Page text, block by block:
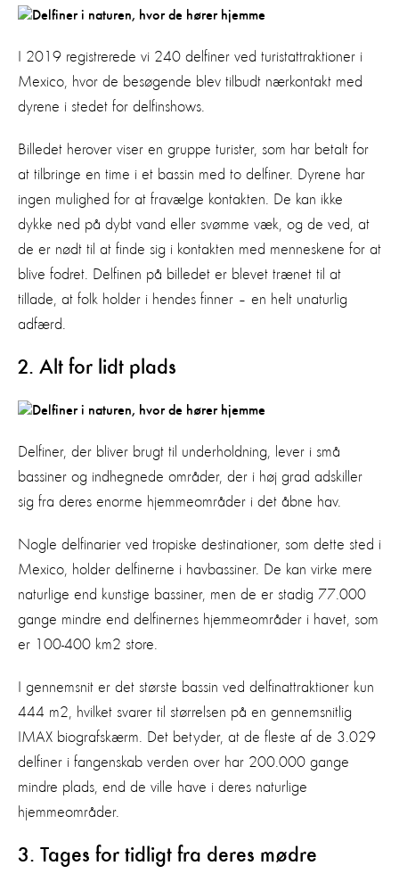
I 2019 registrerede vi 240 delfiner ved turistattraktioner i
Mexico, hvor de besøgende blev tilbudt nærkontakt med
dyrene i stedet for delfinshows.
Billedet herover viser en gruppe turister, som har betalt for
at tilbringe en time i et bassin med to delfiner. Dyrene har
ingen mulighed for at fravælge kontakten. De kan ikke
dykke ned på dybt vand eller svømme væk, og de ved, at
de er nødt til at finde sig i kontakten med menneskene for at
blive fodret. Delfinen på billedet er blevet trænet til at
tillade, at folk holder i hendes finner – en helt unaturlig
adfærd.
2. Alt for lidt plads
Delfiner, der bliver brugt til underholdning, lever i små
bassiner og indhegnede områder, der i høj grad adskiller
sig fra deres enorme hjemmeområder i det åbne hav.
Nogle delfinarier ved tropiske destinationer, som dette sted i
Mexico, holder delfinerne i havbassiner. De kan virke mere
naturlige end kunstige bassiner, men de er stadig 77.000
gange mindre end delfinernes hjemmeområder i havet, som
er 100-400 km2 store.
I gennemsnit er det største bassin ved delfinattraktioner kun
444 m2, hvilket svarer til størrelsen på en gennemsnitlig
IMAX biografskærm. Det betyder, at de fleste af de 3.029
delfiner i fangenskab verden over har 200.000 gange
mindre plads, end de ville have i deres naturlige
hjemmeområder.
3. Tages for tidligt fra deres mødre